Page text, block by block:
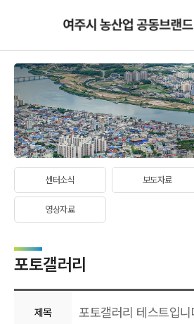
센터소식 보도자료
영상자료
포토갤러리
제목 포토갤러리 테스트입니